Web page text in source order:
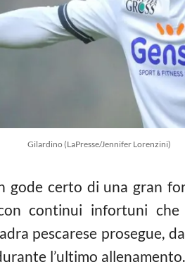
Gilardino (LaPresse/Jennifer Lorenzini)
gode certo di una gran
continui infortuni che
pescarese prosegue,
l’ultimo